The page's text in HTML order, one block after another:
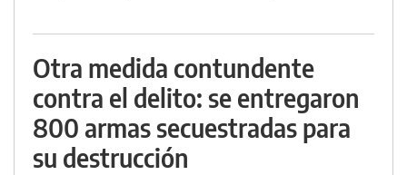
Otra medida contundente
contra el delito: se entregaron
800 armas secuestradas para
su destrucción